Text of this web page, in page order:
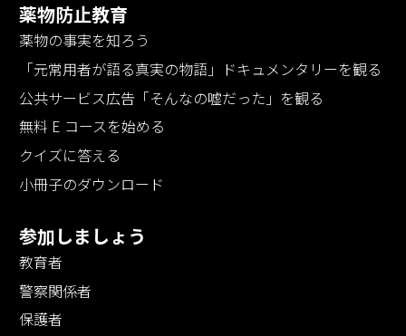
薬物防止教育
薬物の事実を知ろう
「元常用者が語る真実の物語」 ドキュメンタリーを観る
公共サービス広告「そんなの嘘だった」を観る
無料 E コースを始める
クイズに答える
小冊子のダウンロード
参加しましょう
教育者
警察関係者
保護者